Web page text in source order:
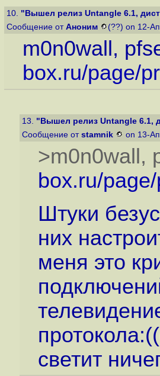
10. "Вышел релиз Untangle 6.1,
Сообщение от Аноним (??) on 12-
m0n0wall,
box.ru/page/
13. "Вышел релиз Untangle 6.1,
Сообщение от stamnik on 13-
>m0n0wall,
box.ru/
Штуки
них
меня это
светит